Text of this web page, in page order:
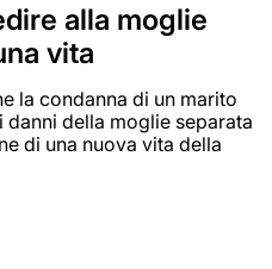
alla moglie
vita
la condanna di un marito
della moglie separata
di una nuova vita della